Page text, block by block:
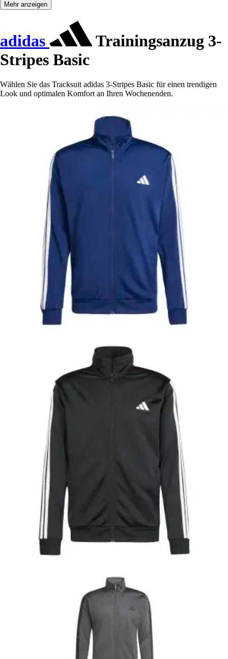
Mehr anzeigen
adidas
Trainingsanzug 3-
Stripes Basic
Wählen Sie das Tracksuit adidas 3-Stripes Basic für einen trendigen
Look und optimalen Komfort an Ihren Wochenenden.